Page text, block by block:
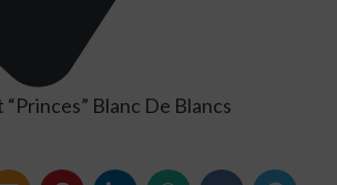
Blanc De Blancs